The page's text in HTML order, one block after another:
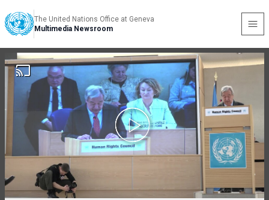
The United Nations Office at Geneva
Multimedia Newsroom